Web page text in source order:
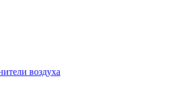
воздуха